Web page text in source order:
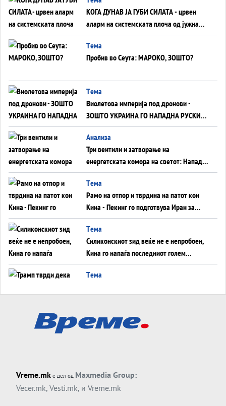
КОГА ДУНАВ ЈА ГУБИ СИЛАТА - црвен
аларм на системската плоча од јужна
Германија до Црното Море...
Tема
Пробив во Сеута: МАРОКО, ЗОШТО?
Tема
Виолетова империја под дронови -
ЗОШТО УКРАИНА ГО НАПАДНА РУСКИОТ
WILDBERRIES
Aнализа
Три вентили и затворање на
енергетската комора на светот: Нападот
во Суец најавува глобален енергетски
инфаркт?
Tема
Рамо на отпор и тврдина на патот кон
Кина - Пекинг го подготвува Иран за
американска копнена инвазија
Tема
Силиконскиот ѕид веќе не е непробоен,
Кина го напаѓа последниот голем
монопол на Западот?
Tема
Tема
ДЛАБОКО УДОЛУ: Сметководствените
АТОМСКО ДОМИНО НА БЛИСКИОТ
ИСТОК
Vreme.mk е дел од Maxmedia Group:
Vecer.mk, Vesti.mk, и Vreme.mk